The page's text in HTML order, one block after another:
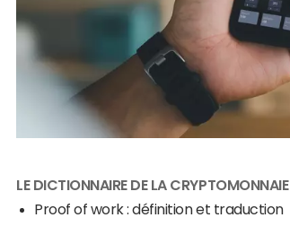
LE DICTIONNAIRE DE LA CRYPTOMONNAIE
Proof of work : définition et traduction